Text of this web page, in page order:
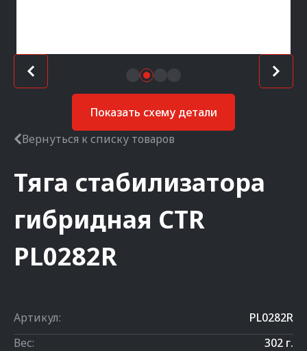
Показать схему детали
Вернуться к списку товаров
Тяга стабилизатора
гибридная CTR
PL0282R
Артикул:
PL0282R
Вес:
302 г.